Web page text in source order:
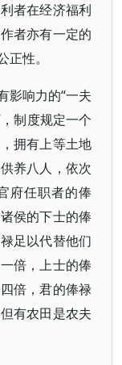
者在经济福利
者亦有一定的
性。
影响力的“一夫
制度规定一个
拥有上等土地
养八人，依次
府任职者的俸
侯的下士的俸
足以代替他们
倍，上士的俸
倍，君的俸禄
有农田是农夫